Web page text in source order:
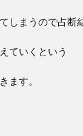
しまうので占断
ていくという
ます。